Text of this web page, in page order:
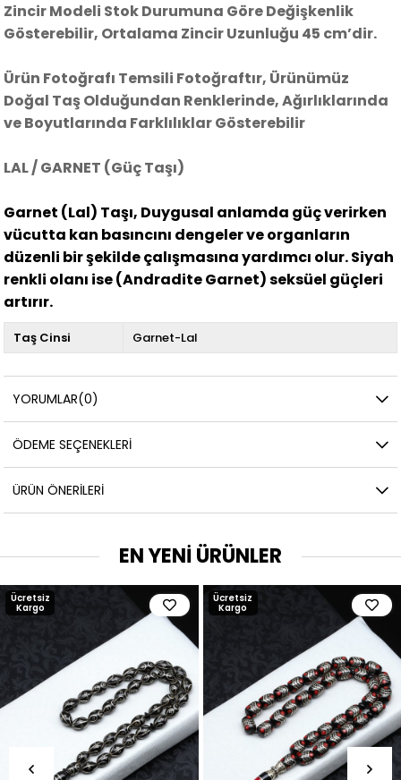
Zincir Modeli Stok Durumuna Göre Değişkenlik
Gösterebilir, Ortalama Zincir Uzunluğu 45 cm’dir.
Ürün Fotoğrafı Temsili Fotoğraftır, Ürünümüz
Doğal Taş Olduğundan Renklerinde, Ağırlıklarında
ve Boyutlarında Farklılıklar Gösterebilir
LAL / GARNET (Güç Taşı)
Garnet (Lal) Taşı, Duygusal anlamda güç verirken
vücutta kan basıncını dengeler ve organların
düzenli bir şekilde çalışmasına yardımcı olur. Siyah
renkli olanı ise (Andradite Garnet) seksüel güçleri
artırır.
Taş Cinsi Garnet-Lal
YORUMLAR(0)
ÖDEME SEÇENEKLERI
ÜRÜN ÖNERILERI
EN YENİ ÜRÜNLER
Ücretsiz
Kargo
Ücretsiz
Kargo